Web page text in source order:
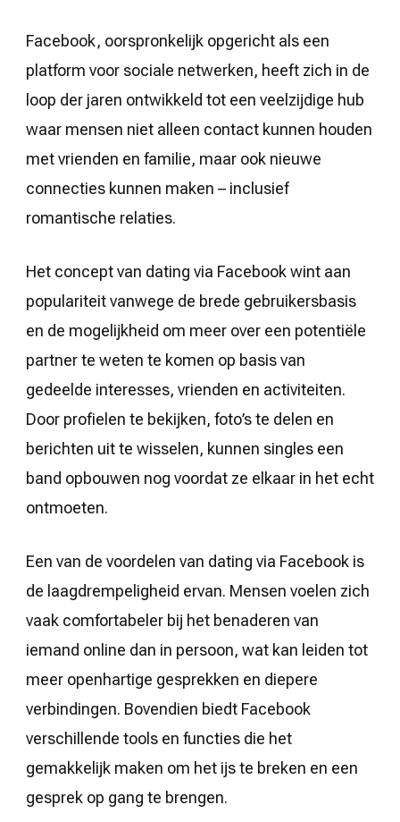
Facebook, oorspronkelijk opgericht als een
platform voor sociale netwerken, heeft zich in de
loop der jaren ontwikkeld tot een veelzijdige hub
waar mensen niet alleen contact kunnen houden
met vrienden en familie, maar ook nieuwe
connecties kunnen maken – inclusief
romantische relaties.
Het concept van dating via Facebook wint aan
populariteit vanwege de brede gebruikersbasis
en de mogelijkheid om meer over een potentiële
partner te weten te komen op basis van
gedeelde interesses, vrienden en activiteiten.
Door profielen te bekijken, foto’s te delen en
berichten uit te wisselen, kunnen singles een
band opbouwen nog voordat ze elkaar in het echt
ontmoeten.
Een van de voordelen van dating via Facebook is
de laagdrempeligheid ervan. Mensen voelen zich
vaak comfortabeler bij het benaderen van
iemand online dan in persoon, wat kan leiden tot
meer openhartige gesprekken en diepere
verbindingen. Bovendien biedt Facebook
verschillende tools en functies die het
gemakkelijk maken om het ijs te breken en een
gesprek op gang te brengen.